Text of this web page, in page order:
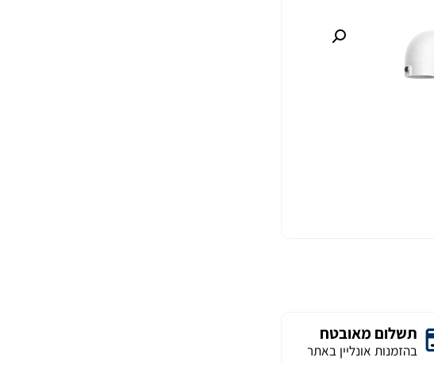
תשלום מאובטח
בהזמנות אונליין באתר